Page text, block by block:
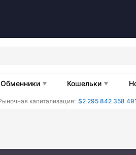
Обменники Кошельки
капитализация: $2 295 842 358